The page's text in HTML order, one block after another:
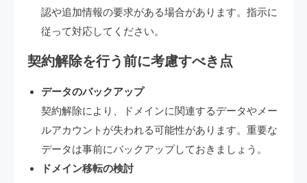
認や追加情報の要求がある場合があります。指示に
従って対応してください。
契約解除を行う前に考慮すべき点
データのバックアップ
契約解除により、ドメインに関連するデータやメー
ルアカウントが失われる可能性があります。重要な
データは事前にバックアップしておきましょう。
ドメイン移転の検討